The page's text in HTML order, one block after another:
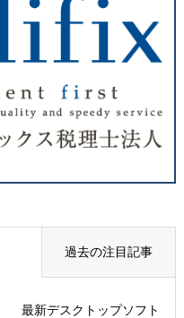
過去の注目記事
最新デスクトップソフト